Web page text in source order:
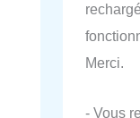
Merci.
- Vous